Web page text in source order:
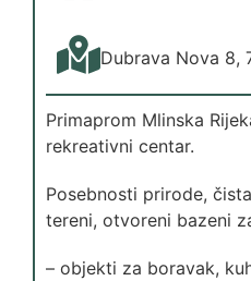
Dubrava Nova 8,
Primaprom Mlinska
rekreativni centar.
Posebnosti prirode,
tereni, otvoreni bazeni
– objekti za boravak,